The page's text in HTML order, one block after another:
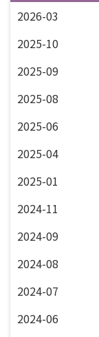
2026-03
2025-10
2025-09
2025-08
2025-06
2025-04
2025-01
2024-11
2024-09
2024-08
2024-07
2024-06